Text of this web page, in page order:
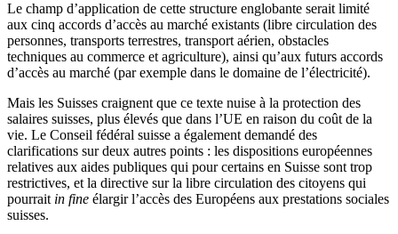
Le champ d’application de cette structure englobante serait limité
aux cinq accords d’accès au marché existants (libre circulation des
personnes, transports terrestres, transport aérien, obstacles
techniques au commerce et agriculture), ainsi qu’aux futurs accords
d’accès au marché (par exemple dans le domaine de l’électricité).
Mais les Suisses craignent que ce texte nuise à la protection des
salaires suisses, plus élevés que dans l’UE en raison du coût de la
vie. Le Conseil fédéral suisse a également demandé des
clarifications sur deux autres points : les dispositions européennes
relatives aux aides publiques qui pour certains en Suisse sont trop
restrictives, et la directive sur la libre circulation des citoyens qui
pourrait in fine élargir l’accès des Européens aux prestations sociales
suisses.